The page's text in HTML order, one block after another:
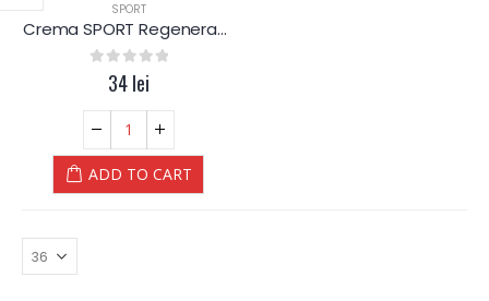
SPORT
Crema SPORT Regeneranta – Dr.Kelen
out of 5
34lei
ADD TO CART